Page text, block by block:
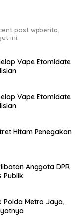
post wpberita,
ini.
Vape Etomidate
Vape Etomidate
Hitam Penegakan
Anggota DPR
Publik
Polda Metro Jaya,